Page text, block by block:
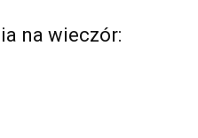
na wieczór: